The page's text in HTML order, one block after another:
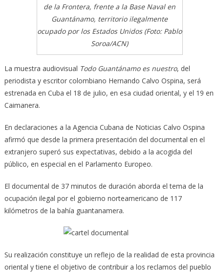
de la Frontera, frente a la Base Naval en
Guantánamo, territorio ilegalmente
ocupado por los Estados Unidos (Foto: Pablo
Soroa/ACN)
La muestra audiovisual Todo Guantánamo es nuestro, del
periodista y escritor colombiano Hernando Calvo Ospina, será
estrenada en Cuba el 18 de julio, en esa ciudad oriental, y el 19 en
Caimanera.
En declaraciones a la Agencia Cubana de Noticias Calvo Ospina
afirmó que desde la primera presentación del documental en el
extranjero superó sus expectativas, debido a la acogida del
público, en especial en el Parlamento Europeo.
El documental de 37 minutos de duración aborda el tema de la
ocupación ilegal por el gobierno norteamericano de 117
kilómetros de la bahía guantanamera.
Su realización constituye un reflejo de la realidad de esta provincia
oriental y tiene el objetivo de contribuir a los reclamos del pueblo